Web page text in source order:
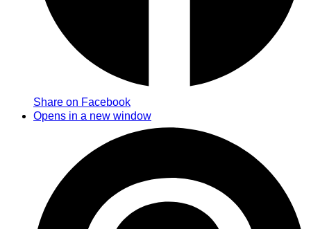
Share on Facebook
Opens in a new window